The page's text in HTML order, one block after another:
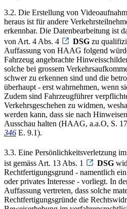
3.2. Die Erstellung von
heraus ist für andere
erkennbar. Die Datenbearbeitung ist
von Art. 4 Abs. 4
DSG zu
Auffassung von HAAG folgend
Fahrzeug angebrachte
solche bei grossem
schwer zu erkennen sind und die
überhaupt - erst wahrnehmen, wenn
Zudem sind Fahrzeugführer
Verkehrsgeschehen zu widmen,
werden kann, dass sie nach
Ausschau halten (HAAG, a.a.O, S.
346 E. 9.1).
3.3. Eine Persönlichkeitsverletzung
ist gemäss Art. 13 Abs. 1
DSG
Rechtfertigungsgrund - namentlich
oder privates Interesse - vorliegt. In
Auffassung vertreten, dass solche
Rechtfertigungsgründe die